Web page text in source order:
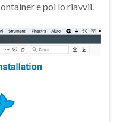
e poi lo riavvii.